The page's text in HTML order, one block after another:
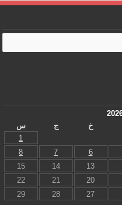
خ ج
س
1
6
7
8
13
14
15
20
21
22
27
28
29